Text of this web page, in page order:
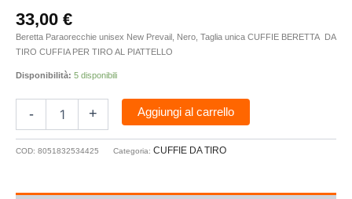
33,00 €
Beretta Paraorecchie unisex New Prevail, Nero, Taglia unica CUFFIE BERETTA DA
TIRO CUFFIA PER TIRO AL PIATTELLO
Disponibilità: 5 disponibili
- + Aggiungi al carrello
COD: 8051832534425 Categoria: CUFFIE DA TIRO